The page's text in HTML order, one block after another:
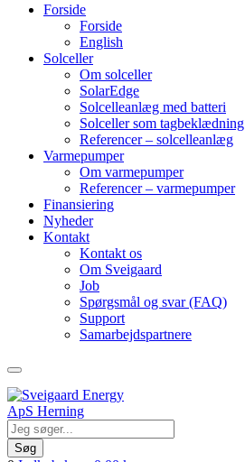
Forside
Forside
English
Solceller
Om solceller
SolarEdge
Solcelleanlæg med batteri
Solceller som tagbeklædning
Referencer – solcelleanlæg
Varmepumper
Om varmepumper
Referencer – varmepumper
Finansiering
Nyheder
Kontakt
Kontakt os
Om Sveigaard
Job
Spørgsmål og svar (FAQ)
Support
Samarbejdspartnere
Søg